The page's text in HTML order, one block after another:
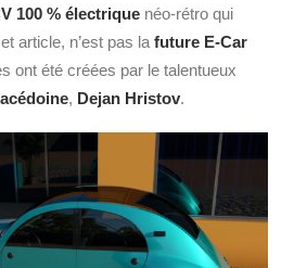
100 % électrique néo-rétro qui
article, n’est pas la future E-Car
ont été créées par le talentueux
, Dejan Hristov.